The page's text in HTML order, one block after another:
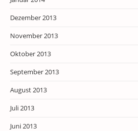
Dezember 2013
November 2013
Oktober 2013
September 2013
August 2013
Juli 2013
Juni 2013